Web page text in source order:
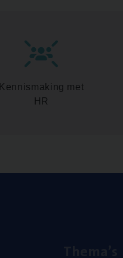
Kennismaking met
HR